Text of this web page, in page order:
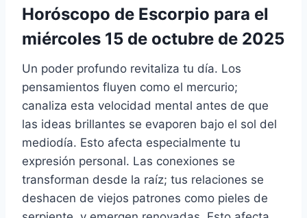
Horóscopo de Escorpio para el
miércoles 15 de octubre de 2025
Un poder profundo revitaliza tu día. Los
pensamientos fluyen como el mercurio;
canaliza esta velocidad mental antes de que
las ideas brillantes se evaporen bajo el sol del
mediodía. Esto afecta especialmente tu
expresión personal. Las conexiones se
transforman desde la raíz; tus relaciones se
deshacen de viejos patrones como pieles de